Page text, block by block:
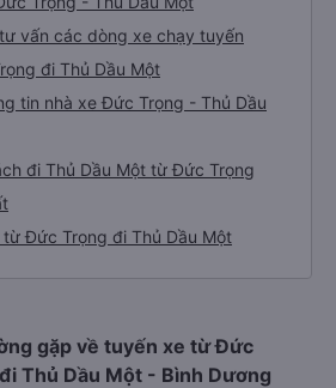
vấn các dòng xe chạy tuyến
đi Thủ Dầu Một
tin nhà xe Đức Trọng - Thủ Dầu
đi Thủ Dầu Một từ Đức Trọng
Đức Trọng đi Thủ Dầu Một
gặp về tuyến xe từ Đức
Thủ Dầu Một - Bình Dương